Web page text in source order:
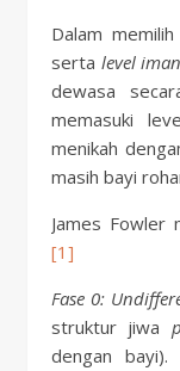
Dalam
serta level
dewasa
memasuki
menikah
masih bayi
James Fowler
[1]
Fase 0:
struktur jiwa
dengan bayi).